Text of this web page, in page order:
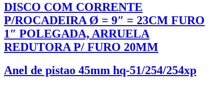
DISCO COM CORRENTE
P/ROCADEIRA Ø = 9″ = 23CM FURO
1″ POLEGADA, ARRUELA
REDUTORA P/ FURO 20MM
Anel de pistao 45mm hq-51/254/254xp